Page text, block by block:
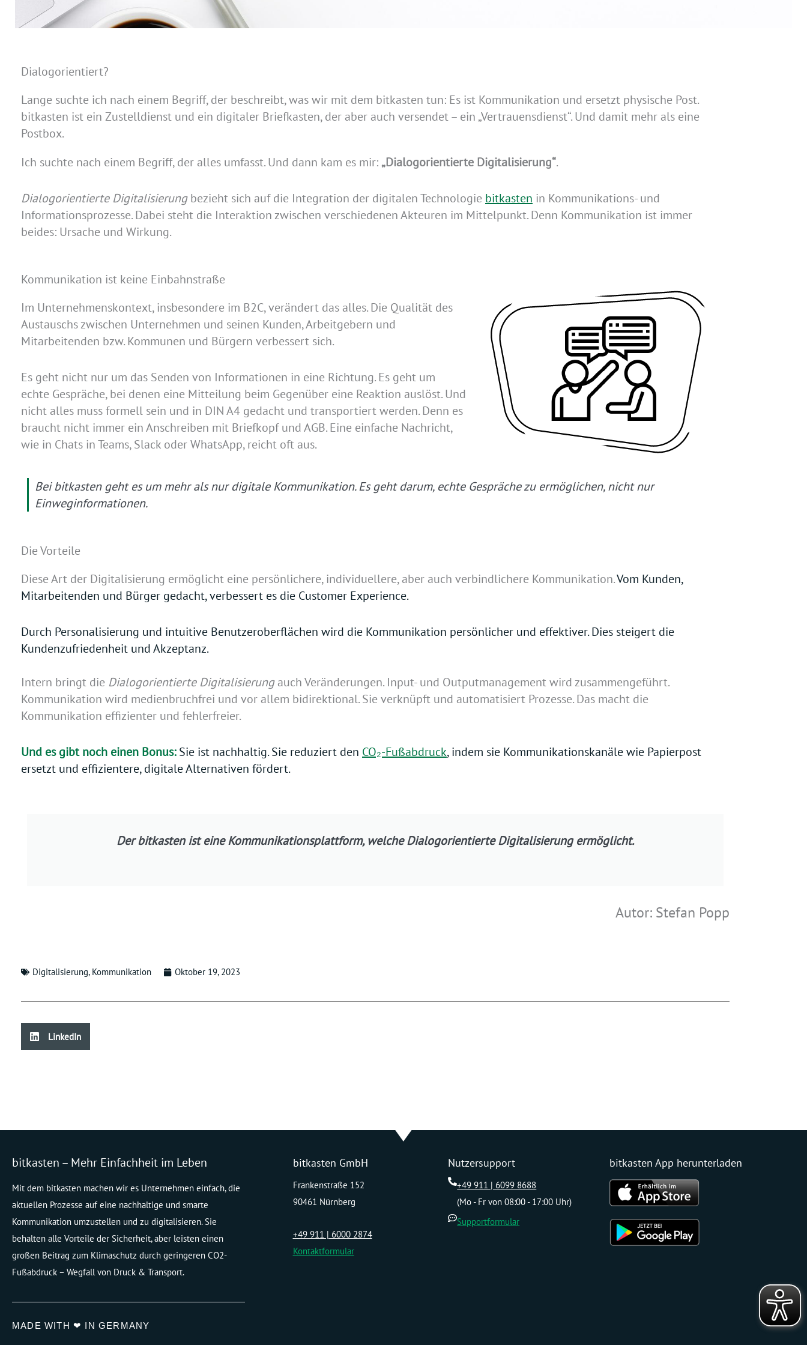
Dialogorientiert?
Lange suchte ich nach einem Begriff, der beschreibt, was wir mit dem bitkasten tun: Es ist Kommunikation und ersetzt physische Post.
bitkasten ist ein Zustelldienst und ein digitaler Briefkasten, der aber auch versendet – ein „Vertrauensdienst“. Und damit mehr als eine
Postbox.
Ich suchte nach einem Begriff, der alles umfasst. Und dann kam es mir: „Dialogorientierte Digitalisierung“.
Dialogorientierte Digitalisierungbezieht sich auf die Integration der digitalen Technologie bitkasten in Kommunikations- und
Informationsprozesse. Dabei steht die Interaktion zwischen verschiedenen Akteuren im Mittelpunkt. Denn Kommunikation ist immer
beides: Ursache und Wirkung.
Kommunikation ist keine Einbahnstraße
Im Unternehmenskontext, insbesondere im B2C, verändert das alles. Die Qualität des
Austauschs zwischen Unternehmen und seinen Kunden, Arbeitgebern und
Mitarbeitenden bzw. Kommunen und Bürgern verbessert sich.
Es geht nicht nur um das Senden von Informationen in eine Richtung. Es geht um
echte Gespräche, bei denen eine Mitteilung beim Gegenüber eine Reaktion auslöst. Und
nicht alles muss formell sein und in DIN A4 gedacht und transportiert werden. Denn es
braucht nicht immer ein Anschreiben mit Briefkopf und AGB. Eine einfache Nachricht,
wie in Chats in Teams, Slack oder WhatsApp, reicht oft aus.
Bei bitkasten geht es um mehr als nur digitale Kommunikation. Es geht darum, echte Gespräche zu ermöglichen, nicht nur
Einweginformationen.
Die Vorteile
Diese Art der Digitalisierung ermöglicht eine persönlichere, individuellere, aber auch verbindlichere Kommunikation.Vom Kunden,
Mitarbeitenden und Bürger gedacht, verbessert es die Customer Experience.
Durch Personalisierung und intuitive Benutzeroberflächen wird die Kommunikation persönlicher und effektiver. Dies steigert die
Kundenzufriedenheit und Akzeptanz.
Intern bringt die Dialogorientierte Digitalisierungauch Veränderungen. Input- und Outputmanagement wird zusammengeführt.
Kommunikation wird medienbruchfrei und vor allem bidirektional. Sie verknüpft und automatisiert Prozesse. Das macht die
Kommunikation effizienter und fehlerfreier.
Und es gibt noch einen Bonus:Sie ist nachhaltig. Sie reduziert den CO₂-Fußabdruck, indem sie Kommunikationskanäle wie Papierpost
ersetzt und effizientere, digitale Alternativen fördert.
Der bitkasten ist eine Kommunikationsplattform, welche Dialogorientierte Digitalisierung ermöglicht.
Autor: Stefan Popp
Digitalisierung, Kommunikation Oktober 19, 2023
LinkedIn
bitkasten – Mehr Einfachheit im Leben
Mit dem bitkasten machen wir es Unternehmen einfach, die
aktuellen Prozesse auf eine nachhaltige und smarte
Kommunikation umzustellen und zu digitalisieren. Sie
behalten alle Vorteile der Sicherheit, aber leisten einen
großen Beitrag zum Klimaschutz durch geringeren CO2-
Fußabdruck – Wegfall von Druck & Transport.
MADE WITH ❤ IN GERMANY
bitkasten GmbH
Frankenstraße 152
90461 Nürnberg
+49 911 | 6000 2874
Kontaktformular
Nutzersupport
+49 911 | 6099 8688
(Mo - Fr von 08:00 - 17:00 Uhr)
Supportformular
bitkasten App herunterladen